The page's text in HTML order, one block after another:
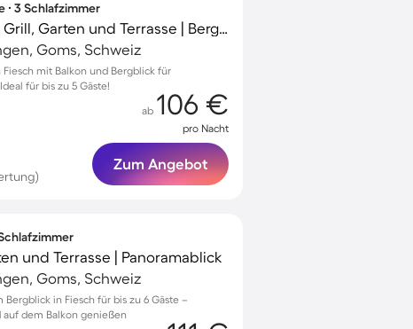
∙ 3 Schlafzimmer
Ferienwohnung mit Grill, Garten und Terrasse | Bergblick
Goms, Schweiz
mit Balkon und Bergblick für
für bis zu 5 Gäste!
ab 106 €
pro Nacht
Zum Angebot
und Terrasse | Panoramablick
Goms, Schweiz
in Fiesch für bis zu 6 Gäste –
auf dem Balkon genießen